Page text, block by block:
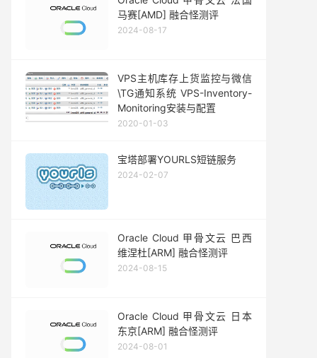
马赛[AMD] 融合怪测评
2024-08-17
VPS主机库存上货监控与微信
\TG通知系统 VPS-Inventory-
Monitoring安装与配置
2020-01-03
宝塔部署YOURLS短链服务
2024-02-07
Oracle Cloud 甲骨文云 巴西
维涅杜[ARM] 融合怪测评
2024-08-15
Oracle Cloud 甲骨文云 日本
东京[ARM] 融合怪测评
2024-08-01